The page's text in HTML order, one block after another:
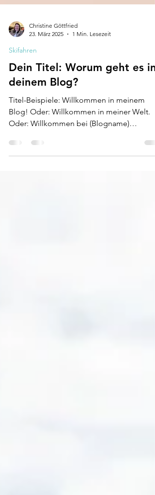
23. März 2025
1 Min. Lesezeit
Skifahren
Dein Titel: Worum geht es in
deinem Blog?
Blog! Oder: Willkommen in meiner Welt.
Oder: Willkommen bei (Blogname)